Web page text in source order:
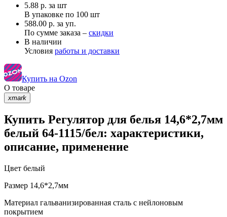
5.88 р. за шт
В упаковке по 100 шт
588.00 р. за уп.
По сумме заказа – скидки
В наличии
Условия работы и доставки
Купить на Ozon
О товаре
xmark
Купить Регулятор для белья 14,6*2,7мм
белый 64-1115/бел: характеристики,
описание, применение
Цвет белый
Размер 14,6*2,7мм
Материал гальванизированная сталь с нейлоновым
покрытием